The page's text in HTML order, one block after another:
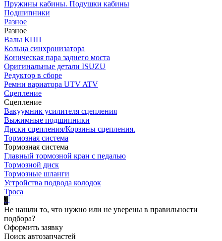
Пружины кабины. Подушки кабины
Подшипники
Разное
Разное
Валы КПП
Кольца синхронизатора
Коническая пара заднего моста
Оригинальные детали ISUZU
Редуктор в сборе
Ремни вариатора UTV ATV
Сцепление
Сцепление
Вакуумник усилителя сцепления
Выжимные подшипники
Диски сцепления/Корзины сцепления.
Тормозная система
Тормозная система
Главный тормозной кран с педалью
Тормозной диск
Тормозные шланги
Устройства подвода колодок
Троса
...
Не нашли то, что нужно или не уверены в правильности
подбора?
Оформить заявку
Поиск автозапчастей